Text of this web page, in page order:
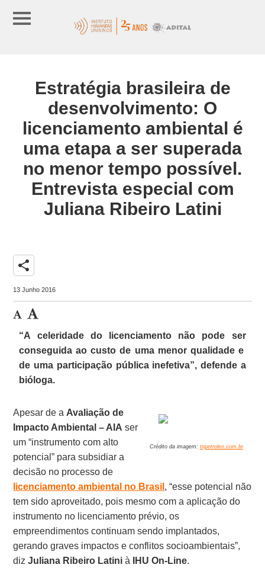
Estratégia brasileira de
desenvolvimento: O
licenciamento ambiental é
uma etapa a ser superada
no menor tempo possível.
Entrevista especial com
Juliana Ribeiro Latini
share
13 Junho 2016
“A celeridade do licenciamento não pode ser
conseguida ao custo de uma menor qualidade e
de uma participação pública inefetiva”, defende a
bióloga.
Crédito da imagem: tnpetroleo.com.br
Apesar de a Avaliação de
Impacto Ambiental – AIA ser
um “instrumento com alto
potencial” para subsidiar a
decisão no processo de
licenciamento ambiental no Brasil , “esse potencial não
tem sido aproveitado, pois mesmo com a aplicação do
instrumento no licenciamento prévio, os
empreendimentos continuam sendo implantados,
gerando graves impactos e conflitos socioambientais”,
dizJuliana Ribeiro Latini à IHU On-Line.